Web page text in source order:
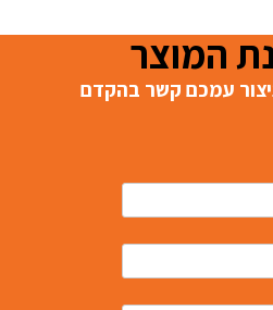
המוצר
עמכם קשר בהקדם